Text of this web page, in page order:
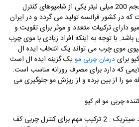
شامپو موی چرب ام کیو در حجم 200 میلی لیتر یکی از شامپوهای کنترل
در کشور فرانسه تولید می گردد و در ایران
دارای ترکیبات متعدد و موثر برای تقویت و
با توجه به اینکه افراد زیادی با موی چرب
موی چرب می تواند یک انتخاب ایده ال
برای درمان چربی مو یک گزینه ایده ال است
که دارد برای مصرف روزانه مناسب است.
را از بین برده و از ریزش مو جلوگیری می
چربی مو ام کیو
اسید سالیسیلیک، اسید سیتریک : 2 ترکیب مهم برای کنترل چربی کف